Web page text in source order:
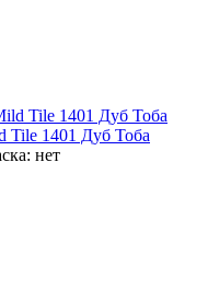
Tile 1401 Дуб Тоба
нет